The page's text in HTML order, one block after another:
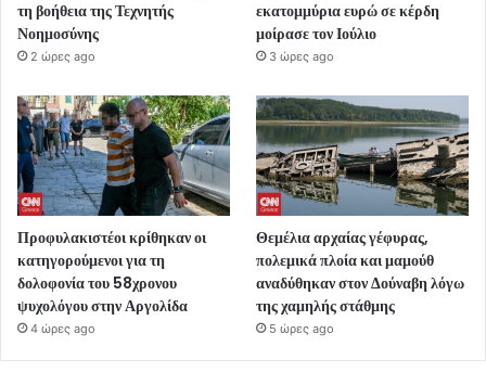
τη βοήθεια της Τεχνητής
Νοημοσύνης
2 ώρες ago
εκατομμύρια ευρώ σε κέρδη
μοίρασε τον Ιούλιο
3 ώρες ago
Προφυλακιστέοι κρίθηκαν οι
κατηγορούμενοι για τη
δολοφονία του 58χρονου
ψυχολόγου στην Αργολίδα
4 ώρες ago
Θεμέλια αρχαίας γέφυρας,
πολεμικά πλοία και μαμούθ
αναδύθηκαν στον Δούναβη λόγω
της χαμηλής στάθμης
5 ώρες ago